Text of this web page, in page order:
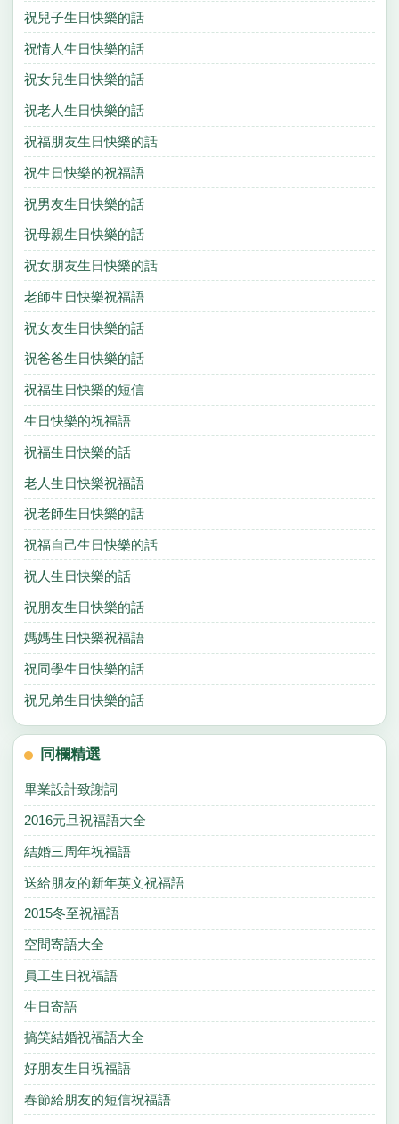
祝兒子生日快樂的話
祝情人生日快樂的話
祝女兒生日快樂的話
祝老人生日快樂的話
祝福朋友生日快樂的話
祝生日快樂的祝福語
祝男友生日快樂的話
祝母親生日快樂的話
祝女朋友生日快樂的話
老師生日快樂祝福語
祝女友生日快樂的話
祝爸爸生日快樂的話
祝福生日快樂的短信
生日快樂的祝福語
祝福生日快樂的話
老人生日快樂祝福語
祝老師生日快樂的話
祝福自己生日快樂的話
祝人生日快樂的話
祝朋友生日快樂的話
媽媽生日快樂祝福語
祝同學生日快樂的話
祝兄弟生日快樂的話
同欄精選
畢業設計致謝詞
2016元旦祝福語大全
結婚三周年祝福語
送給朋友的新年英文祝福語
2015冬至祝福語
空間寄語大全
員工生日祝福語
生日寄語
搞笑結婚祝福語大全
好朋友生日祝福語
春節給朋友的短信祝福語